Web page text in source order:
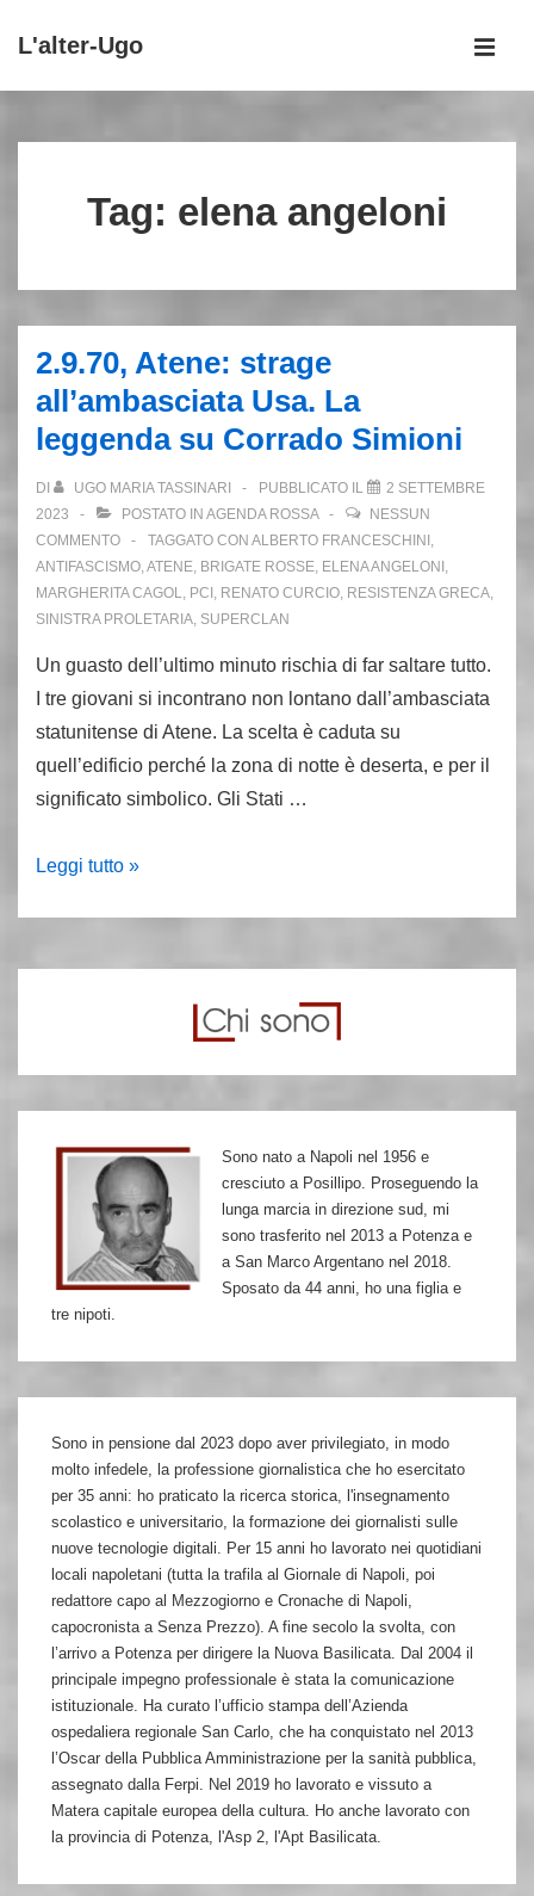
Vai
principale
L'alter-Ugo
principale
Tag: elena angeloni
2.9.70, Atene: strage
all’ambasciata Usa. La
leggenda su Corrado Simioni
DI UGO MARIA TASSINARI PUBBLICATO IL
2 SETTEMBRE
2023
POSTATO IN AGENDA ROSSA
NESSUN
COMMENTO
TAGGATO CON ALBERTO FRANCESCHINI ,
ANTIFASCISMO,ATENE, BRIGATE ROSSE, ELENA ANGELONI ,
MARGHERITA CAGOL, PCI , RENATO CURCIO, RESISTENZA GRECA,
SINISTRA PROLETARIA, SUPERCLAN
Un guasto dell’ultimo minuto rischia di far saltare tutto.
I tre giovani si incontrano non lontano dall’ambasciata
statunitense di Atene. La scelta è caduta su
quell’edificio perché la zona di notte è deserta, e per il
significato simbolico. Gli Stati …
2.9.70,
all’ambasciata
Leggi tutto »
Sono nato a Napoli nel 1956 e
cresciuto a Posillipo. Proseguendo la
lunga marcia in direzione sud, mi
sono trasferito nel 2013 a Potenza e
a San Marco Argentano nel 2018.
Sposato da 44 anni, ho una figlia e
tre nipoti.
Sono in pensione dal 2023 dopo aver privilegiato, in modo
molto infedele, la professione giornalistica che ho esercitato
per 35 anni: ho praticato la ricerca storica, l'insegnamento
scolastico e universitario, la formazione dei giornalisti sulle
nuove tecnologie digitali. Per 15 anni ho lavorato nei quotidiani
locali napoletani (tutta la trafila al Giornale di Napoli, poi
redattore capo al Mezzogiorno e Cronache di Napoli,
capocronista a Senza Prezzo). A fine secolo la svolta, con
l’arrivo a Potenza per dirigere la Nuova Basilicata. Dal 2004 il
principale impegno professionale è stata la comunicazione
istituzionale. Ha curato l’ufficio stampa dell’Azienda
ospedaliera regionale San Carlo, che ha conquistato nel 2013
l’Oscar della Pubblica Amministrazione per la sanità pubblica,
assegnato dalla Ferpi. Nel 2019 ho lavorato e vissuto a
Matera capitale europea della cultura. Ho anche lavorato con
la provincia di Potenza, l'Asp 2, l'Apt Basilicata.